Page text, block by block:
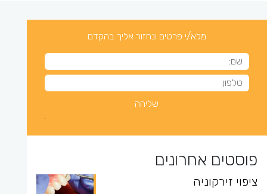
מלא/י פרטים ונחזור אליך בהקדם
פוסטים אחרונים
ציפוי זירקוניה